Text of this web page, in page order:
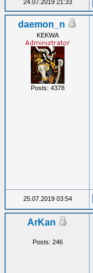
24.07.2019 21:33
daemon_n
KEKWA
Posts: 4378
25.07.2019 03:54
ArKan
Posts: 246